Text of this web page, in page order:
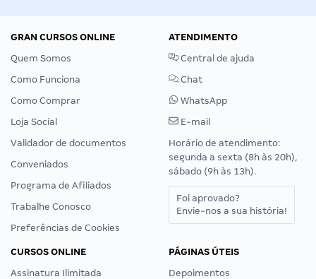
GRAN CURSOS ONLINE
Quem Somos
Como Funciona
Como Comprar
Loja Social
Validador de documentos
Conveniados
Programa de Afiliados
Trabalhe Conosco
Preferências de Cookies
ATENDIMENTO
Central de ajuda
Chat
WhatsApp
E-mail
Horário de atendimento:
segunda a sexta (8h às 20h),
sábado (9h às 13h).
Foi aprovado?
Envie-nos a sua história!
CURSOS ONLINE
Assinatura Ilimitada
PÁGINAS ÚTEIS
Depoimentos